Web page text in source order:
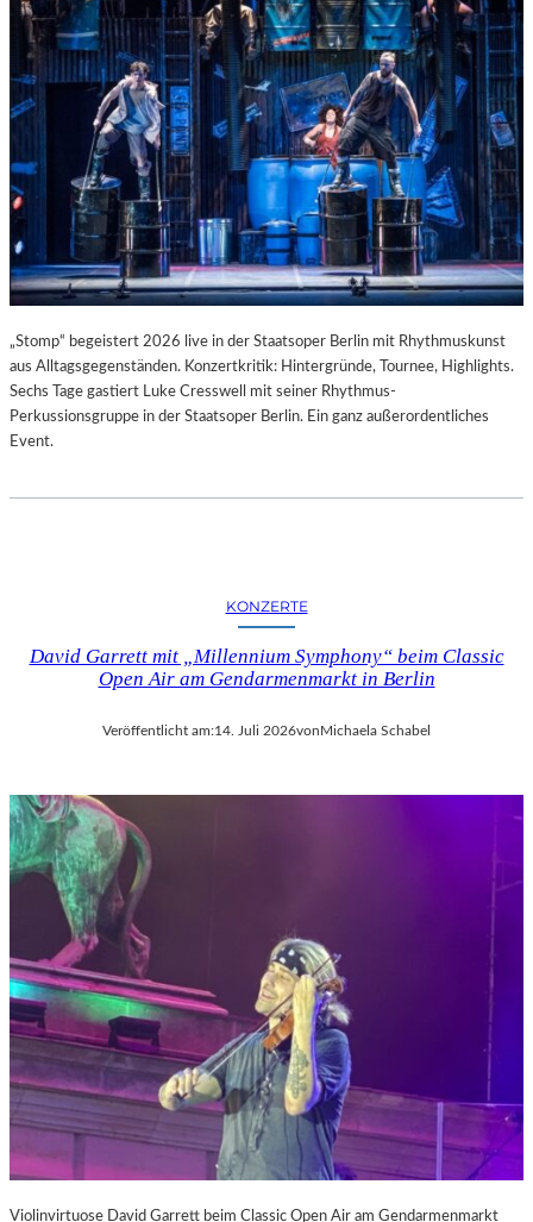
„Stomp“ begeistert 2026 live in der Staatsoper Berlin mit Rhythmuskunst
aus Alltagsgegenständen. Konzertkritik: Hintergründe, Tournee, Highlights.
Sechs Tage gastiert Luke Cresswell mit seiner Rhythmus-
Perkussionsgruppe in der Staatsoper Berlin. Ein ganz außerordentliches
Event.
KONZERTE
David Garrett mit „Millennium Symphony“ beim Classic
Open Air am Gendarmenmarkt in Berlin
Veröffentlicht am:14. Juli 2026vonMichaela Schabel
Violinvirtuose David Garrett beim Classic Open Air am Gendarmenmarkt